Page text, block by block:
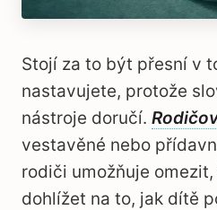
Stojí za to být přesní v
nastavujete, protože
nástroje doručí.
vestavěné nebo
rodiči umožňuje
dohlížet na to, jak dítě